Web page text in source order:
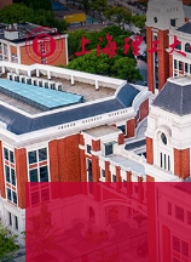
关
于
我
们
新
闻
动
态